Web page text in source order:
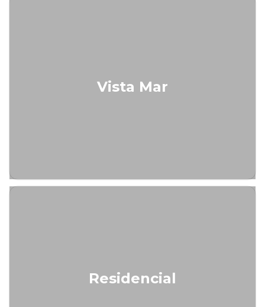
Vista Mar
Residencial